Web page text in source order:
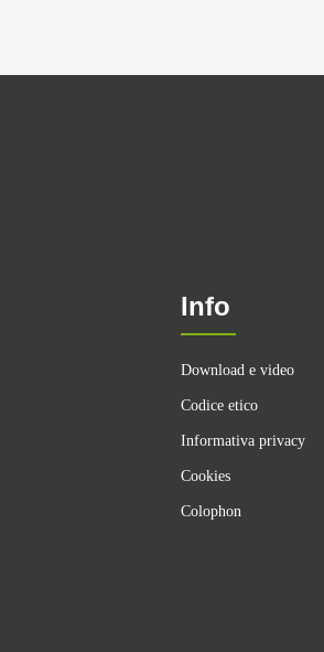
Info
Download e video
Codice etico
Informativa privacy
Cookies
Colophon